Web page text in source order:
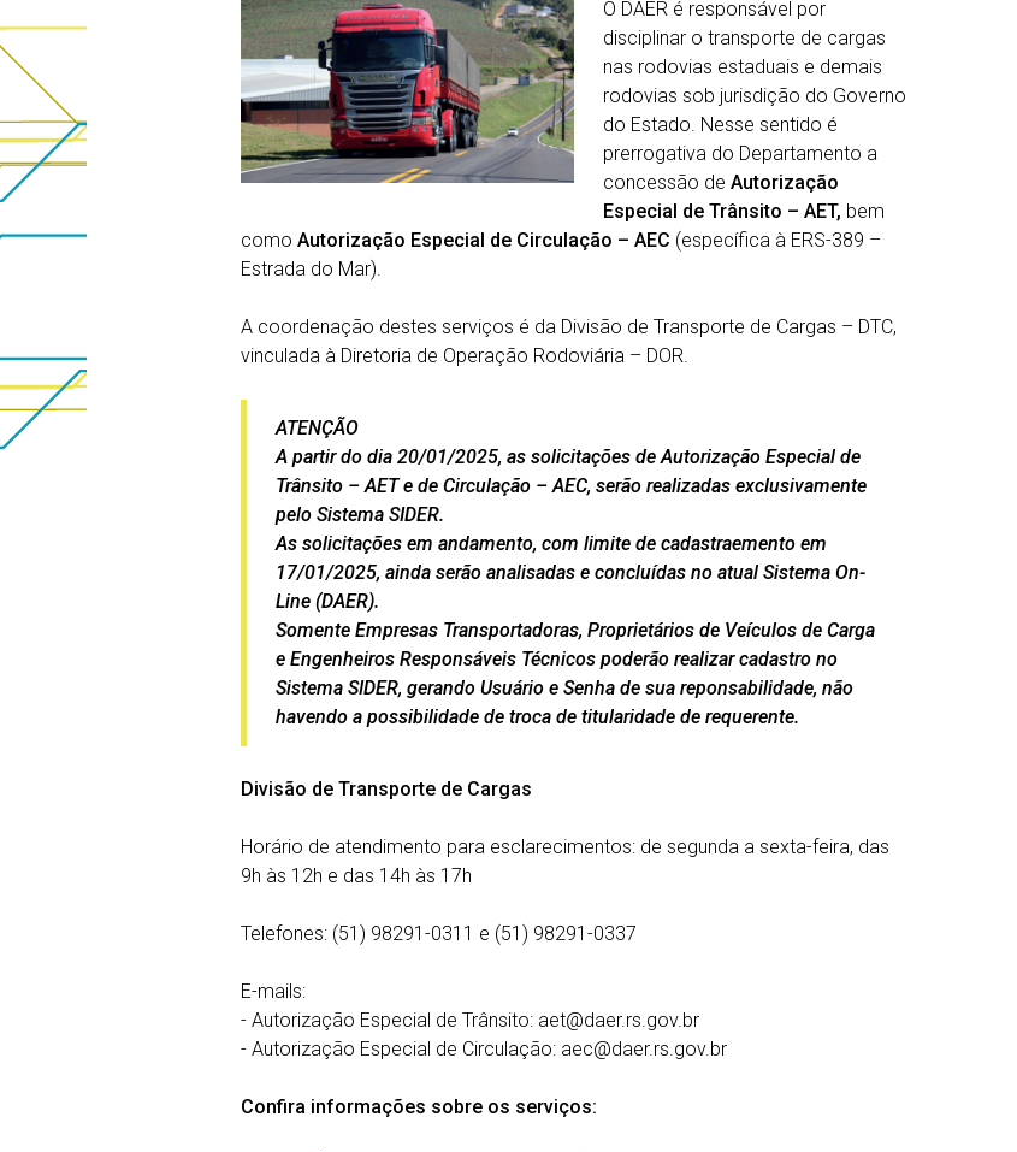
O DAER é responsável por
disciplinar o transporte de cargas
nas rodovias estaduais e demais
rodovias sob jurisdição do Governo
do Estado. Nesse sentido é
prerrogativa do Departamento a
concessão de Autorização
Especial de Trânsito – AET, bem
como Autorização Especial de Circulação – AEC (específica à ERS-389 –
Estrada do Mar).
A coordenação destes serviços é da Divisão de Transporte de Cargas – DTC,
vinculada à Diretoria de Operação Rodoviária – DOR.
ATENÇÃO
A partir do dia 20/01/2025, as solicitações de Autorização Especial de
Trânsito – AET e de Circulação – AEC, serão realizadas exclusivamente
pelo Sistema SIDER.
As solicitações em andamento, com limite de cadastraemento em
17/01/2025, ainda serão analisadas e concluídas no atual Sistema On-
Line (DAER).
Somente Empresas Transportadoras, Proprietários de Veículos de Carga
e Engenheiros Responsáveis Técnicos poderão realizar cadastro no
Sistema SIDER, gerando Usuário e Senha de sua reponsabilidade, não
havendo a possibilidade de troca de titularidade de requerente.
Divisão de Transporte de Cargas
Horário de atendimento para esclarecimentos: de segunda a sexta-feira, das
9h às 12h e das 14h às 17h
Telefones: (51) 98291-0311 e (51) 98291-0337
E-mails:
- Autorização Especial de Trânsito: aet@daer.rs.gov.br
- Autorização Especial de Circulação: aec@daer.rs.gov.br
Confira informações sobre os serviços: